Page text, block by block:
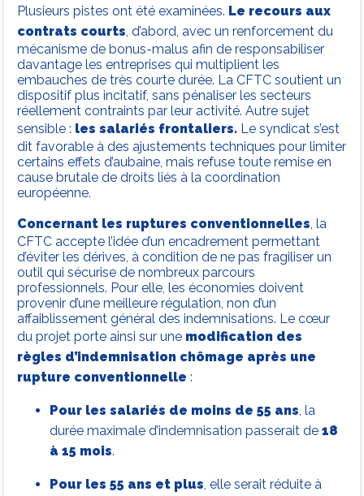
Plusieurs pistes ont été examinées. Le recours aux
contrats courts, d’abord, avec un renforcement du
mécanisme de bonus-malus afin de responsabiliser
davantage les entreprises qui multiplient les
embauches de très courte durée. La CFTC soutient un
dispositif plus incitatif, sans pénaliser les secteurs
réellement contraints par leur activité. Autre sujet
sensible : les salariés frontaliers. Le syndicat s’est
dit favorable à des ajustements techniques pour limiter
certains effets d’aubaine, mais refuse toute remise en
cause brutale de droits liés à la coordination
européenne.
Concernant les ruptures conventionnelles, la
CFTC accepte l’idée d’un encadrement permettant
d’éviter les dérives, à condition de ne pas fragiliser un
outil qui sécurise de nombreux parcours
professionnels. Pour elle, les économies doivent
provenir d’une meilleure régulation, non d’un
affaiblissement général des indemnisations. Le cœur
du projet porte ainsi sur une modification des
règles d’indemnisation chômage après une
rupture conventionnelle :
Pour les salariés de moins de 55 ans, la
durée maximale d’indemnisation passerait de 18
à 15 mois.
Pour les 55 ans et plus, elle serait réduite à